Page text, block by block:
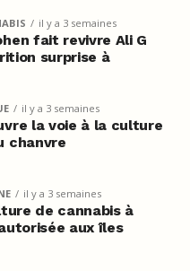
il y a 3 semaines
fait revivre Ali G
surprise à
il y a 3 semaines
la voie à la culture
chanvre
il y a 3 semaines
de cannabis à
aux îles